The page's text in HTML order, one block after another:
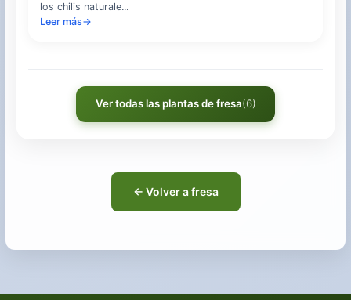
los chilis naturale...
Leer más→
Ver todas las plantas de fresa(6)
← Volver a fresa